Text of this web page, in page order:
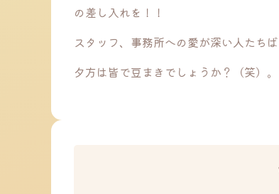
の差し入れを！！
スタッフ、事務所への愛が深い人たち
夕方は皆で豆まきでしょうか？（笑）。